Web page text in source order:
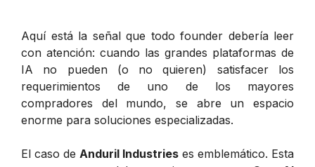
Aquí está la señal que todo founder debería leer
con atención: cuando las grandes plataformas de
IA no pueden (o no quieren) satisfacer los
requerimientos de uno de los mayores
compradores del mundo, se abre un espacio
enorme para soluciones especializadas.
El caso de Anduril Industries es emblemático. Esta